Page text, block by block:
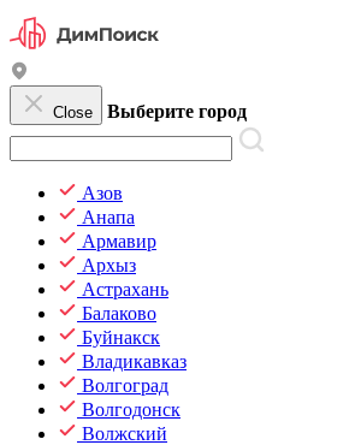
Close Выберите город
Азов
Анапа
Армавир
Архыз
Астрахань
Балаково
Буйнакск
Владикавказ
Волгоград
Волгодонск
Волжский